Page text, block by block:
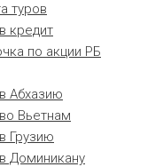
туров
кредит
по акции РБ
Абхазию
Вьетнам
Грузию
Доминикану